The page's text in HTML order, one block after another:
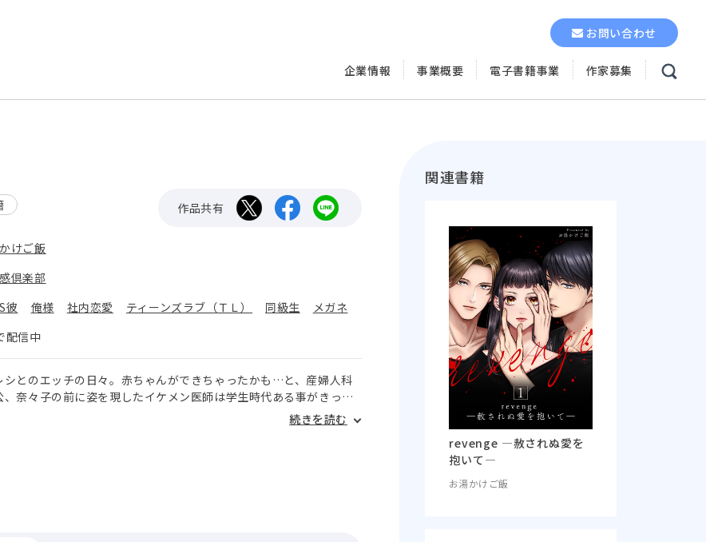
お問い合わせ
企業情報 事業概要 電子書籍事業 作家募集
関連書籍
revenge ―赦されぬ愛を
抱いて―
お湯かけご飯
作品共有
けご飯
倶楽部
S彼 俺様 社内恋愛 ティーンズラブ（ＴＬ） 同級生
メガネ
配信中
シとのエッチの日々。赤ちゃんができちゃったかも…と、産婦人科
、奈々子の前に姿を現したイケメン医師は学生時代ある事がきっか
続きを読む